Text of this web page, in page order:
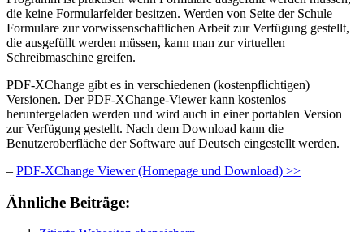
die keine Formularfelder besitzen. Werden von Seite der Schule
Formulare zur vorwissenschaftlichen Arbeit zur Verfügung gestellt,
die ausgefüllt werden müssen, kann man zur virtuellen
Schreibmaschine greifen.
PDF-XChange gibt es in verschiedenen (kostenpflichtigen)
Versionen. Der PDF-XChange-Viewer kann kostenlos
heruntergeladen werden und wird auch in einer portablen Version
zur Verfügung gestellt. Nach dem Download kann die
Benutzeroberfläche der Software auf Deutsch eingestellt werden.
– PDF-XChange Viewer (Homepage und Download) >>
Ähnliche Beiträge: